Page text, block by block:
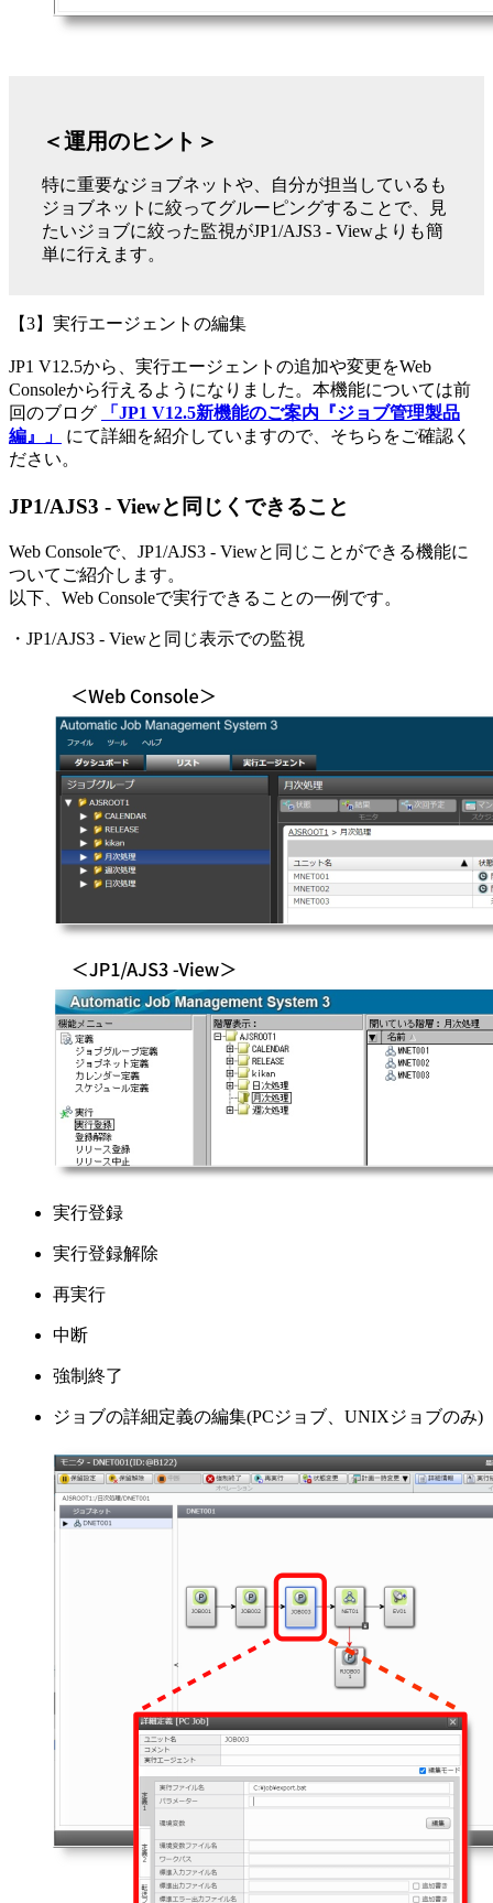
＜運用のヒント＞
特に重要なジョブネットや、自分が担当しているも
ジョブネットに絞ってグルーピングすることで、見
たいジョブに絞った監視がJP1/AJS3 - Viewよりも簡
単に行えます。
【3】実行エージェントの編集
JP1 V12.5から、実行エージェントの追加や変更をWeb
Consoleから行えるようになりました。本機能については前
回のブログ
「JP1 V12.5新機能のご案内『ジョブ管理製品
編』」
にて詳細を紹介していますので、そちらをご確認く
ださい。
JP1/AJS3 - Viewと同じくできること
Web Consoleで、JP1/AJS3 - Viewと同じことができる機能に
ついてご紹介します。
以下、Web Consoleで実行できることの一例です。
・JP1/AJS3 - Viewと同じ表示での監視
実行登録
実行登録解除
再実行
中断
強制終了
ジョブの詳細定義の編集(PCジョブ、UNIXジョブのみ)